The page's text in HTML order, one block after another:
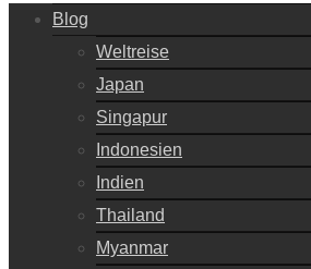
Blog
Weltreise
Japan
Singapur
Indonesien
Indien
Thailand
Myanmar